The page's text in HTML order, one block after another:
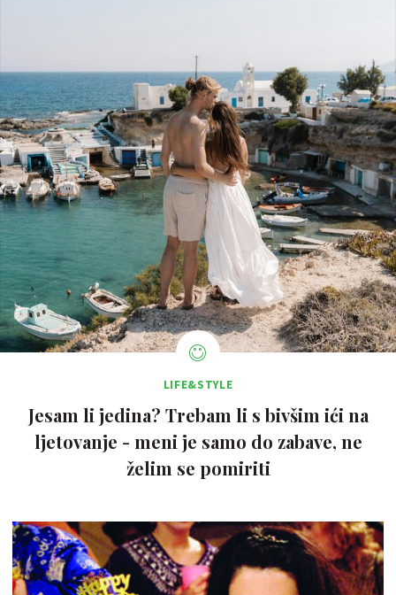
LIFE&STYLE
Jesam li jedina? Trebam li s bivšim ići na
ljetovanje - meni je samo do zabave, ne
želim se pomiriti